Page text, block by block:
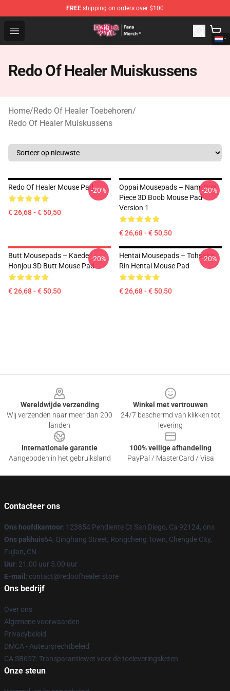
FREE shipping on orders over $100
Open menu
Redo Of Healer Store - Official Redo Of Healer
Redo Of Healer Muiskussens
Home/Redo Of Healer Toebehoren/
Redo Of Healer Muiskussens
Redo Of Healer Mouse Pad
€ 26,68 - € 50,50
-20%
Oppai Mousepads – Nami One
Piece 3D Boob Mouse Pad
Version 1
€ 26,68 - € 50,50
-20%
Butt Mousepads – Kaede
Honjou 3D Butt Mouse Pad
€ 26,68 - € 50,50
-20%
Hentai Mousepads – Tohsaka
Rin Hentai Mouse Pad
€ 26,68 - € 50,50
-20%
Wereldwijde verzending
Wij verzenden naar meer dan 200
landen
Winkel met vertrouwen
24/7 beschermd van klikken tot
levering
Internationale garantie
Aangeboden in het gebruiksland
100% veilige afhandeling
PayPal / MasterCard / Visa
Contacteer ons
Ons hoofdkantoor: 123854 Pendiente Ct San Diego, Ca 92124, ons
Ons pakhuis64, Qinghang Street, Rongcheng Town, Chengde City,
Fujian, CN
Uur: 21.00 uur 5.00 uur
E-mail : contact@redoofhealer.store
Ons bedrijf
Over ons
Algemene voorwaarden
Privacybeleid
DMCA - Auteursrechtbeleid
CA SB657: Transparantiewet voor de toeleveringsketen
Onze steun